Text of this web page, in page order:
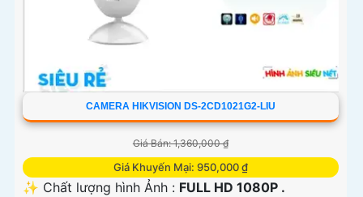
CAMERA HIKVISION DS-2CD1021G2-LIU
Giá Bán: 1,360,000 ₫
Giá Khuyến Mại: 950,000 ₫
✨ Chất lượng hình Ảnh : FULL HD 1080P .